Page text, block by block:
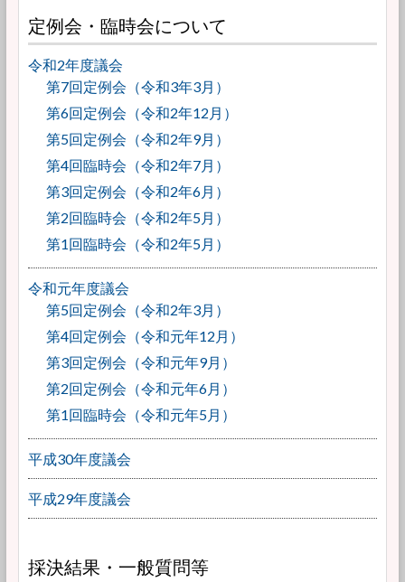
定例会・臨時会について
令和2年度議会
第7回定例会（令和3年3月）
第6回定例会（令和2年12月）
第5回定例会（令和2年9月）
第4回臨時会（令和2年7月）
第3回定例会（令和2年6月）
第2回臨時会（令和2年5月）
第1回臨時会（令和2年5月）
令和元年度議会
第5回定例会（令和2年3月）
第4回定例会（令和元年12月）
第3回定例会（令和元年9月）
第2回定例会（令和元年6月）
第1回臨時会（令和元年5月）
平成30年度議会
平成29年度議会
採決結果・一般質問等